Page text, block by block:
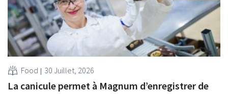
Food 30 Juillet, 2026
La canicule permet à Magnum d’enregistrer de